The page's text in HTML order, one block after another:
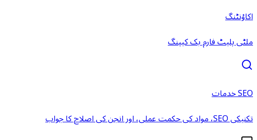
اکاؤنٹنگ
ملٹی پلیٹ فارم بک کیپنگ
SEO خدمات
تکنیکی SEO، مواد کی حکمت عملی، اور انجن کی اصلاح کا جواب